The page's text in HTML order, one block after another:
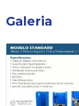
Galeria